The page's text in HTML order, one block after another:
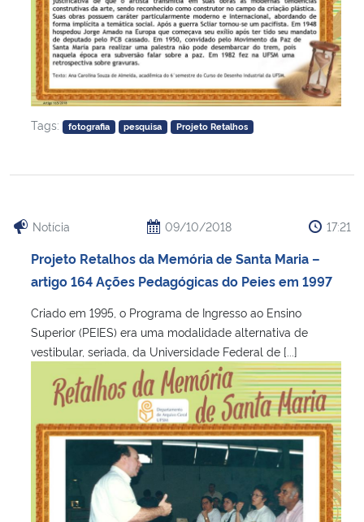
Tags: fotografia pesquisa Projeto Retalhos
Notícia 09/10/2018 17:21
Projeto Retalhos da Memória de Santa Maria –
artigo 164 Ações Pedagógicas do Peies em 1997
Criado em 1995, o Programa de Ingresso ao Ensino
Superior (PEIES) era uma modalidade alternativa de
vestibular, seriada, da Universidade Federal de [...]